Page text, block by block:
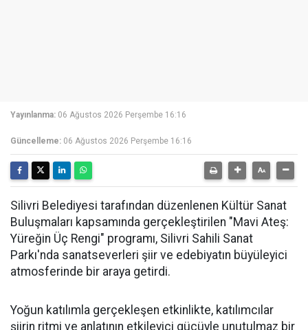
Yayınlanma: 06 Ağustos 2026 Perşembe 16:16
Güncelleme: 06 Ağustos 2026 Perşembe 16:16
Silivri Belediyesi tarafından düzenlenen Kültür Sanat
Buluşmaları kapsamında gerçekleştirilen "Mavi Ateş:
Yüreğin Üç Rengi" programı, Silivri Sahili Sanat
Parkı'nda sanatseverleri şiir ve edebiyatın büyüleyici
atmosferinde bir araya getirdi.
Yoğun katılımla gerçekleşen etkinlikte, katılımcılar
şiirin ritmi ve anlatının etkileyici gücüyle unutulmaz bir